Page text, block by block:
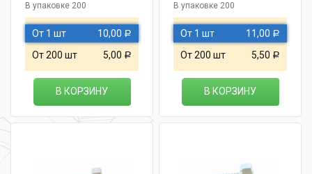
В упаковке 200
От 1 шт 10,00 Р
От 200 шт 5,00 Р
В КОРЗИНУ
В упаковке 200
От 1 шт 11,00 Р
От 200 шт 5,50 Р
В КОРЗИНУ